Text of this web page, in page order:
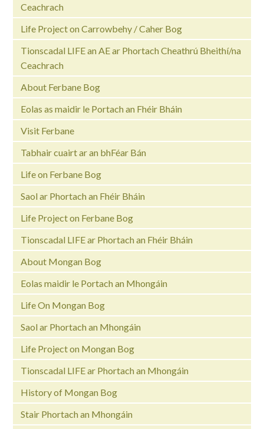
Ceachrach
Life Project on Carrowbehy / Caher Bog
Tionscadal LIFE an AE ar Phortach Cheathrú Bheithí/na
Ceachrach
About Ferbane Bog
Eolas as maidir le Portach an Fhéir Bháin
Visit Ferbane
Tabhair cuairt ar an bhFéar Bán
Life on Ferbane Bog
Saol ar Phortach an Fhéir Bháin
Life Project on Ferbane Bog
Tionscadal LIFE ar Phortach an Fhéir Bháin
About Mongan Bog
Eolas maidir le Portach an Mhongáin
Life On Mongan Bog
Saol ar Phortach an Mhongáin
Life Project on Mongan Bog
Tionscadal LIFE ar Phortach an Mhongáin
History of Mongan Bog
Stair Phortach an Mhongáin